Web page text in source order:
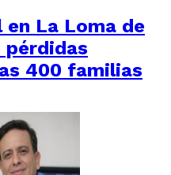
en La Loma de
pérdidas
400 familias